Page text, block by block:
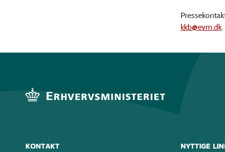
kkb@evm.dk.
KONTAKT NYTTIGE